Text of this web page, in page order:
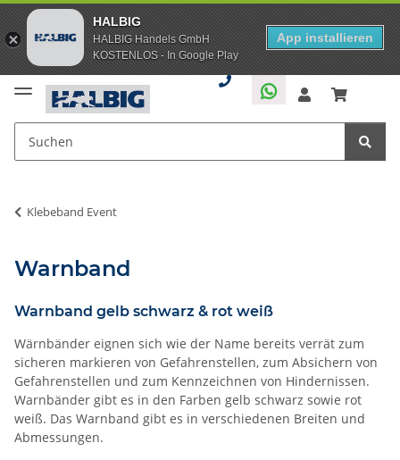
HALBIG
HALBIG Handels GmbH
KOSTENLOS - In Google Play
App installieren
Klebeband Event
Warnband
Warnband gelb schwarz & rot weiß
Wärnbänder eignen sich wie der Name bereits verrät zum
sicheren markieren von Gefahrenstellen, zum Absichern von
Gefahrenstellen und zum Kennzeichnen von Hindernissen.
Warnbänder gibt es in den Farben gelb schwarz sowie rot
weiß. Das Warnband gibt es in verschiedenen Breiten und
Abmessungen.